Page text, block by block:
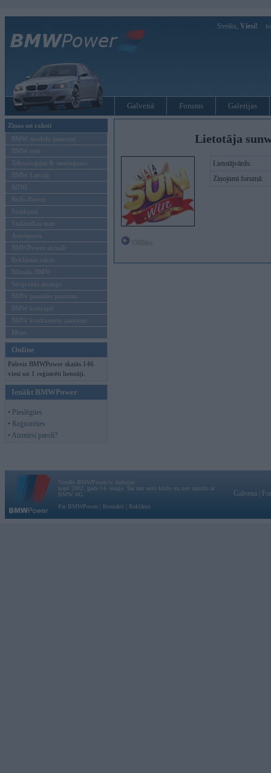
Sveiks, Viesi!
Galvenā Forums Galerijas
Ziņas un raksti
BMW modeļu jaunumi
BMW testi
Tehnoloģijas & sasniegumi
BMW Latvijā
MINI
Rolls-Royce
Pasākumi
Vadāmības tests
Autosports
BMWPower aktuāli
Reklāmas raksti
Mēneša BMW
Sērijveida tūnings
BMW pasaules jaunumi
BMW koncepti
BMW konkurentu jaunumi
Moto
Online
Pašreiz BMWPower skatās 146
viesi un 1 reģistrēti lietotāji.
Ienākt BMWPower
• Pieslēgties
• Reģistrēties
• Aizmirsi paroli?
Lietotāja
Lietotājvārds:
Ziņojumi forumā:
Vortāls BMWPower.lv darbojas
kopš 2002. gada 14. maija. Tas nav auto klubs un nav saistīts ar
BMW AG.
Par BMWPower
Kontakti Reklāma
Galvena